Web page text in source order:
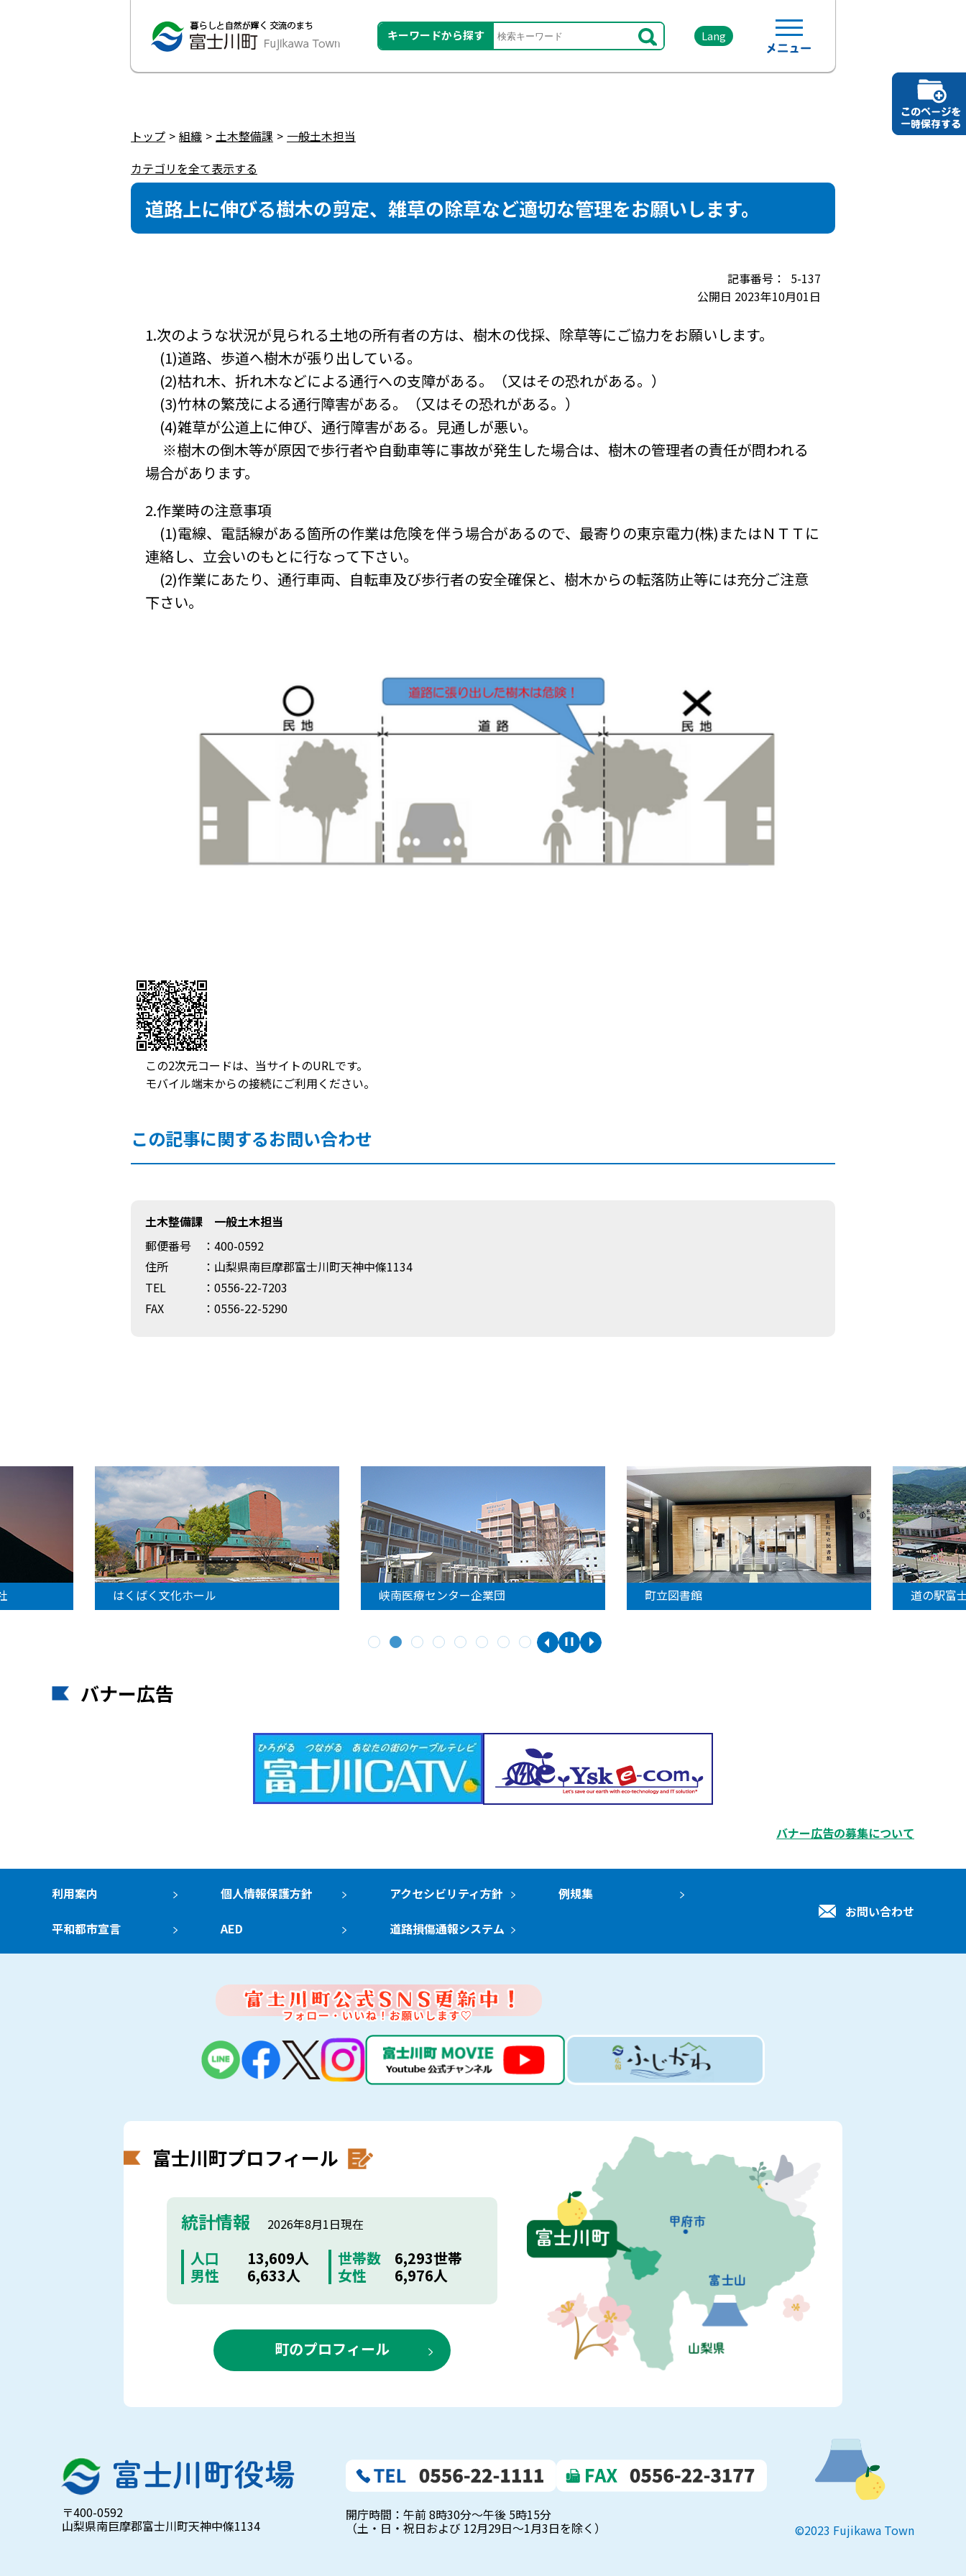
キーワードから探す Lang
トップ 組織 土木整備課
一般土木担当
カテゴリを全て表示する
道路上に伸びる樹木の剪定、雑草の除草など適切な管理をお願いします。
5-137
公開日 2023年10月01日
1.次のような状況が見られる土地の所有者の方は、樹木の伐採、除草等にご協力をお願いします。
(1)道路、歩道へ樹木が張り出している。
(2)枯れ木、折れ木などによる通行への支障がある。（又はその恐れがある。）
(3)竹林の繁茂による通行障害がある。（又はその恐れがある。）
(4)雑草が公道上に伸び、通行障害がある。見通しが悪い。
※樹木の倒木等が原因で歩行者や自動車等に事故が発生した場合は、樹木の管理者の責任が問われる
場合があります。
2.作業時の注意事項
(1)電線、電話線がある箇所の作業は危険を伴う場合があるので、最寄りの東京電力(株)またはＮＴＴに
連絡し、立会いのもとに行なって下さい。
(2)作業にあたり、通行車両、自転車及び歩行者の安全確保と、樹木からの転落防止等には充分ご注意
下さい。
この2次元コードは、当サイトのURLです。
モバイル端末からの接続にご利用ください。
この記事に関するお問い合わせ
土木整備課 一般土木担当
郵便番号
：400-0592
住所
：山梨県南巨摩郡富士川町天神中條1134
TEL
：0556-22-7203
FAX
：0556-22-5290
ホール 峡南医療センター企業団 町立図書館
バナー広告
バナー広告の募集について
利用案内 個人情報保護方針 アクセシビリティ方針 例規集
平和都市宣言 AED 道路損傷通報システム
お問い合わせ
富士川町プロフィール
統計情報 2026年8月1日現在
人口 13,609人 世帯数
6,293世帯
男性
6,633人 女性 6,976人
町のプロフィール
〒400-0592
山梨県南巨摩郡富士川町天神中條1134
開庁時間：午前 8時30分～午後 5時15分
（土・日・祝日および 12月29日～1月3日を除く） ©2023 Fujikawa Town